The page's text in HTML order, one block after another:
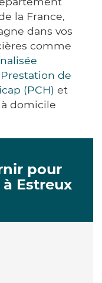
la France,
dans vos
comme
Prestation de
(PCH) et
domicile
pour
Estreux